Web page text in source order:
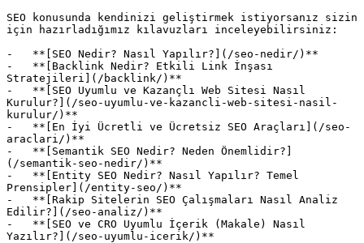
SEO konusunda kendinizi geliştirmek istiyorsanız sizin
için hazırladığımız kılavuzları inceleyebilirsiniz:
-   **[SEO Nedir? Nasıl Yapılır?](/seo-nedir/)**
-   **[Backlink Nedir? Etkili Link İnşası
Stratejileri](/backlink/)**
-   **[SEO Uyumlu ve Kazançlı Web Sitesi Nasıl
Kurulur?](/seo-uyumlu-ve-kazancli-web-sitesi-nasil-
kurulur/)**
-   **[En İyi Ücretli ve Ücretsiz SEO Araçları](/seo-
araclari/)**
-   **[Semantik SEO Nedir? Neden Önemlidir?]
(/semantik-seo-nedir/)**
-   **[Entity SEO Nedir? Nasıl Yapılır? Temel
Prensipler](/entity-seo/)**
-   **[Rakip Sitelerin SEO Çalışmaları Nasıl Analiz
Edilir?](/seo-analiz/)**
-   **[SEO ve CRO Uyumlu İçerik (Makale) Nasıl
Yazılır?](/seo-uyumlu-icerik/)**